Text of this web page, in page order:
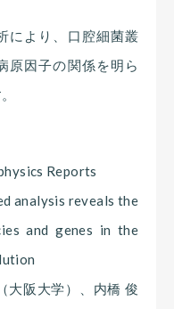
により、口腔細菌叢
原因子の関係を明ら
Reports
analysis reveals the
and genes in the
大阪大学）、内橋 俊